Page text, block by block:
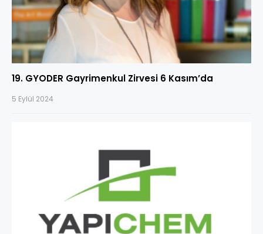
19. GYODER Gayrimenkul Zirvesi 6 Kasım’da
5 Eylül 2024